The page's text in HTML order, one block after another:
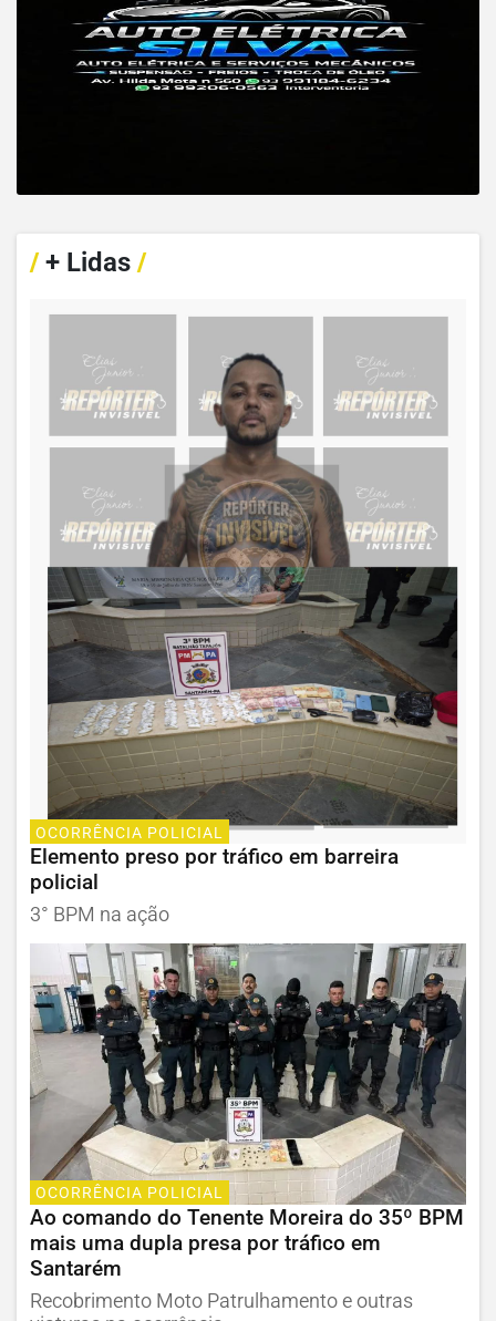
/+ Lidas /
OCORRÊNCIA POLICIAL
Elemento preso por tráfico em barreira
policial
3° BPM na ação
OCORRÊNCIA POLICIAL
Ao comando do Tenente Moreira do 35º BPM
mais uma dupla presa por tráfico em
Santarém
Recobrimento Moto Patrulhamento e outras